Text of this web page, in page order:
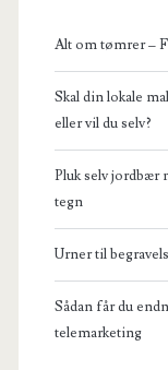
Alt om tømrer –
Skal din lokale
eller vil du selv?
Pluk selv jordbær
tegn
Urner til
Sådan får du
telemarketing